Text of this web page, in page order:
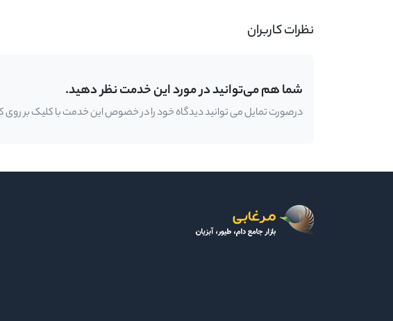
نظرات کاربران
شما هم می‌توانید در مورد این خدمت نظر دهید.
درصورت تمایل می توانید دیدگاه خود را در خصوص این خدمت با کلیک بر روی